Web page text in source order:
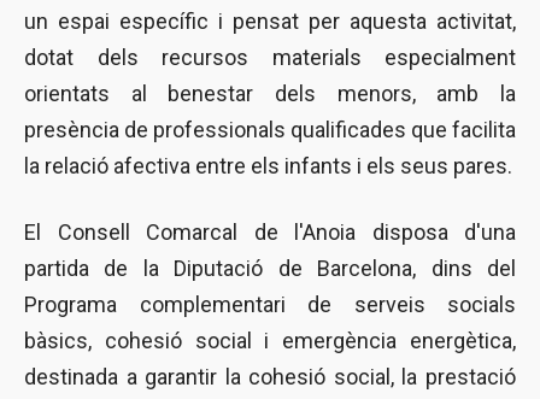
un espai específic i pensat per aquesta activitat,
dotat dels recursos materials especialment
orientats al benestar dels menors, amb la
presència de professionals qualificades que facilita
la relació afectiva entre els infants i els seus pares.
El Consell Comarcal de l'Anoia disposa d'una
partida de la Diputació de Barcelona, dins del
Programa complementari de serveis socials
bàsics, cohesió social i emergència energètica,
destinada a garantir la cohesió social, la prestació